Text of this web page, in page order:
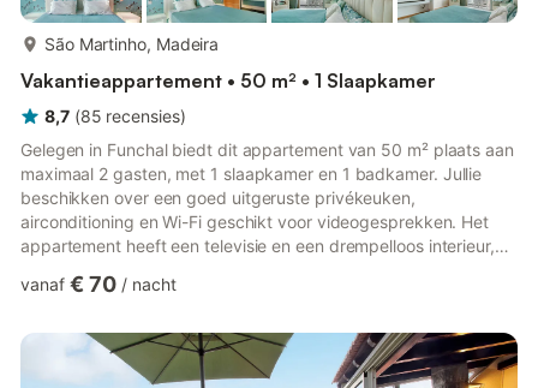
São Martinho, Madeira
Vakantieappartement • 50 m² • 1 Slaapkamer
8,7 (85 recensies)
Gelegen in Funchal biedt dit appartement van 50 m² plaats aan
maximaal 2 gasten, met 1 slaapkamer en 1 badkamer. Jullie
beschikken over een goed uitgeruste privékeuken,
airconditioning en Wi-Fi geschikt voor videogesprekken. Het
appartement heeft een televisie en een drempelloos interieur,
gezinnen met baby's zijn er een kinderbedje en een kinderstoel
verblijf. Buiten kunnen jullie ontspannen op het privébalkon,
perfect om te relaxen en te genieten van de aangename sf...
vanaf € 70 / nacht